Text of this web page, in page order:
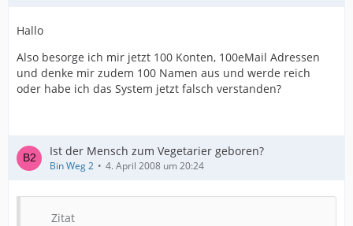
Hallo
Also besorge ich mir jetzt 100 Konten, 100eMail Adressen
und denke mir zudem 100 Namen aus und werde reich
oder habe ich das System jetzt falsch verstanden?
Ist der Mensch zum Vegetarier geboren?
Bin Weg 2 4. April 2008 um 20:24
Zitat